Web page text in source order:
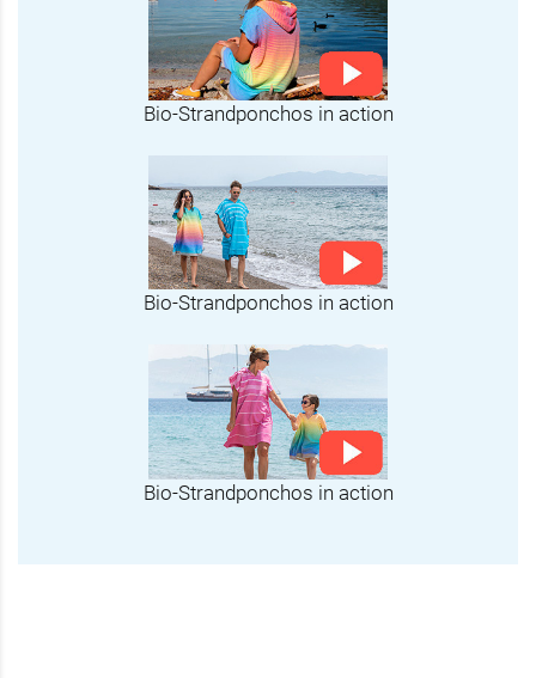
Bio-Strandponchos in action
Bio-Strandponchos in action
Bio-Strandponchos in action